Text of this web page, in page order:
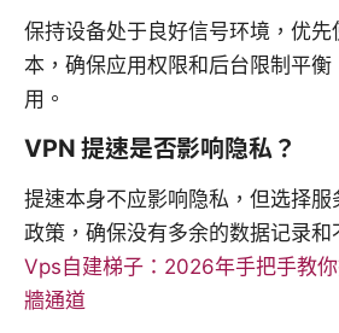
保持设备处于良好信号环境，优
本，确保应用权限和后台限制平
用。
VPN 提速是否影响隐私？
提速本身不应影响隐私，但选择
政策，确保没有多余的数据记录和
Vps自建梯子：2026年手把手教
牆通道